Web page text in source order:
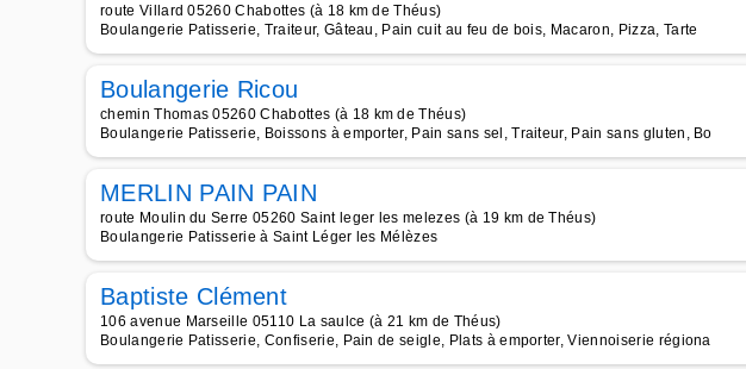
route Villard 05260 Chabottes (à 18 km de Théus)
Boulangerie Patisserie, Traiteur, Gâteau, Pain cuit au feu de bois, Macaron, Pizza, Tarte
Boulangerie Ricou
chemin Thomas 05260 Chabottes (à 18 km de Théus)
Boulangerie Patisserie, Boissons à emporter, Pain sans sel, Traiteur, Pain sans gluten, Bo
MERLIN PAIN PAIN
route Moulin du Serre 05260 Saint leger les melezes (à 19 km de Théus)
Boulangerie Patisserie à Saint Léger les Mélèzes
Baptiste Clément
106 avenue Marseille 05110 La saulce (à 21 km de Théus)
Boulangerie Patisserie, Confiserie, Pain de seigle, Plats à emporter, Viennoiserie régiona